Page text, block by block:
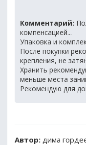
Комментарий:
компенсацией...
Упаковка и
После покупки
крепления, не
Хранить
меньше места
Рекомендую для
Автор: дима